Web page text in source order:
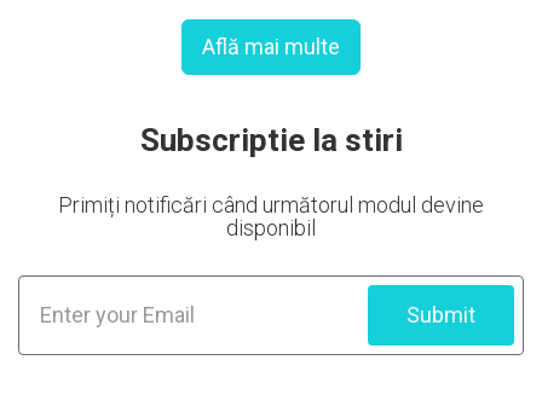
Află mai multe
Subscriptie la stiri
Primiți notificări când următorul modul devine
disponibil
Submit